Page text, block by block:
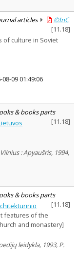
articles
©InC
[11.18]
of culture in Soviet
08-09 01:49:06
& books parts
[11.18]
: Apyaušris, 1994,
& books parts
[11.18]
features of the
and monastery]
leidykla, 1993, P.